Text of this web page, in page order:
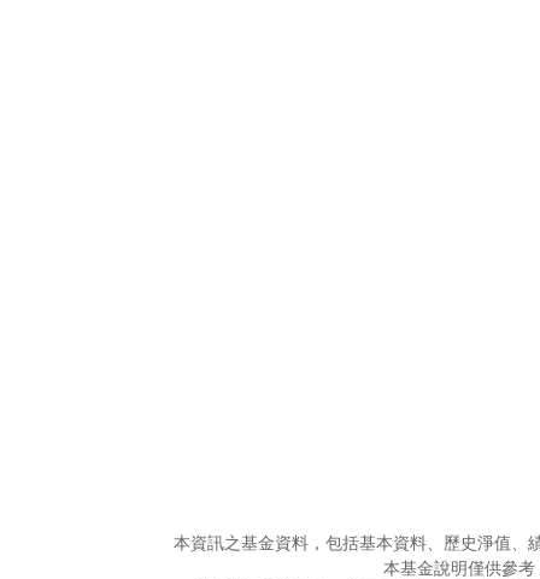
本資訊之基金資料，包括基本資料、歷史淨值、
本基金說明僅供參